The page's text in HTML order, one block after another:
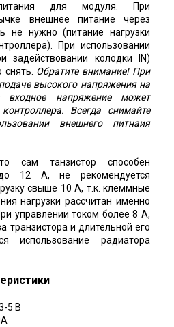
для модуля. При
внешнее питание через
не нужно (питание нагрузки
При использовании
задействовании колодки IN)
снять. Обратите внимание! При
высокого напряжения на
напряжение может
Всегда снимайте
внешнего питнаия
сам танзистор способен
12 А, не рекомендуется
свыше 10 А, т.к. клеммные
нагрузки рассчитан именно
управлении током более 8 А,
транзистора и длительной его
использование радиатора
5 В